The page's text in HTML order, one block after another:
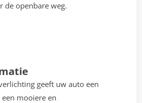
de openbare weg.
geeft uw auto een
mooiere en